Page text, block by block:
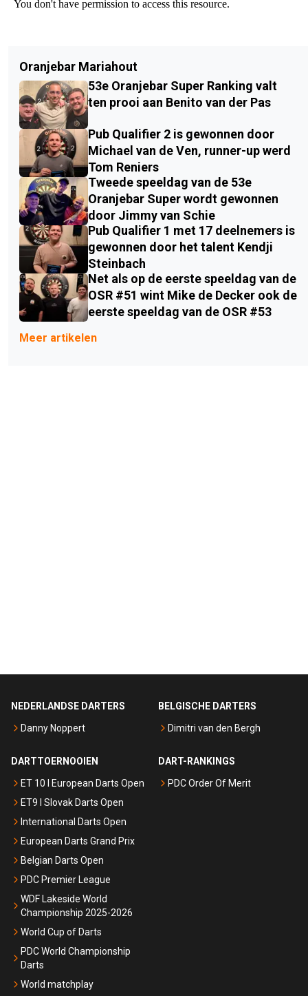
Oranjebar Mariahout
53e Oranjebar Super Ranking valt
ten prooi aan Benito van der Pas
Pub Qualifier 2 is gewonnen door
Michael van de Ven, runner-up werd
Tom Reniers
Tweede speeldag van de 53e
Oranjebar Super wordt gewonnen
door Jimmy van Schie
Pub Qualifier 1 met 17 deelnemers is
gewonnen door het talent Kendji
Steinbach
Net als op de eerste speeldag van de
OSR #51 wint Mike de Decker ook de
eerste speeldag van de OSR #53
Meer artikelen
NEDERLANDSE DARTERS
Danny Noppert
BELGISCHE DARTERS
Dimitri van den Bergh
DARTTOERNOOIEN
ET 10 I European Darts Open
ET9 I Slovak Darts Open
International Darts Open
European Darts Grand Prix
Belgian Darts Open
PDC Premier League
WDF Lakeside World
Championship 2025-2026
World Cup of Darts
PDC World Championship
Darts
World matchplay
DART-RANKINGS
PDC Order Of Merit